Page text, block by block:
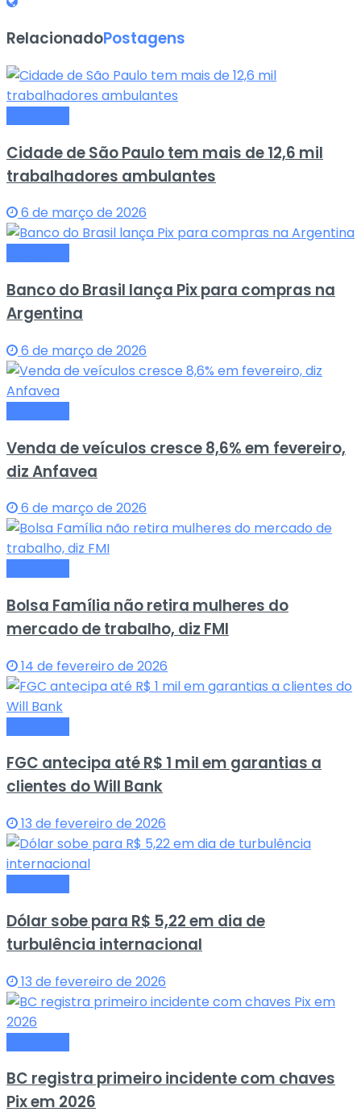
RelacionadoPostagens
Cidade de São Paulo tem mais de 12,6 mil
trabalhadores ambulantes
6 de março de 2026
Banco do Brasil lança Pix para compras na
Argentina
6 de março de 2026
Venda de veículos cresce 8,6% em fevereiro,
diz Anfavea
6 de março de 2026
Bolsa Família não retira mulheres do
mercado de trabalho, diz FMI
14 de fevereiro de 2026
FGC antecipa até R$ 1 mil em garantias a
clientes do Will Bank
13 de fevereiro de 2026
Dólar sobe para R$ 5,22 em dia de
turbulência internacional
13 de fevereiro de 2026
BC registra primeiro incidente com chaves
Pix em 2026